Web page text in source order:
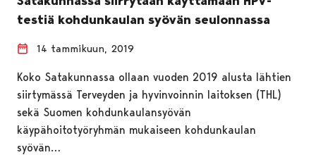
testiä kohdunkaulan syövän seulonnassa
14 tammikuun, 2019
Koko Satakunnassa ollaan vuoden 2019 alusta lähtien
siirtymässä Terveyden ja hyvinvoinnin laitoksen (THL)
sekä Suomen kohdunkaulansyövän
käypähoitotyöryhmän mukaiseen kohdunkaulan
syövän…